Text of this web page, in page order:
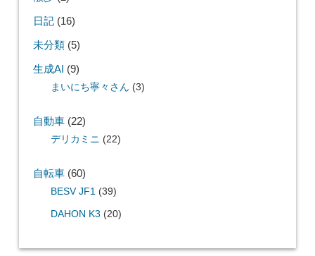
日記(16)
未分類(5)
生成AI (9)
まいにち寧々さん (3)
自動車(22)
デリカミニ (22)
自転車(60)
BESV JF1 (39)
DAHON K3 (20)